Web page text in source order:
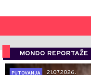
MONDO REPORTAŽE
PUTOVANJA
21.07.2026.